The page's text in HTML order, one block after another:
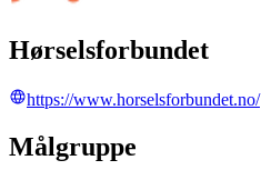
Hørselsforbundet
https://www.horselsforbundet.no/
Målgruppe